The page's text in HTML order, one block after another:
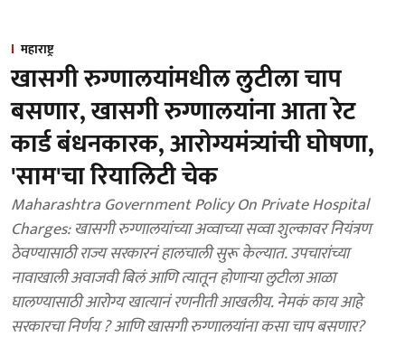
महाराष्ट्र
खासगी रुग्णालयांमधील लुटीला चाप
बसणार, खासगी रुग्णालयांना आता रेट
कार्ड बंधनकारक, आरोग्यमंत्र्यांची घोषणा,
'साम'चा रियालिटी चेक
Maharashtra Government Policy On Private Hospital
Charges: खासगी रुग्णालयांच्या अव्वाच्या सव्वा शुल्कावर नियंत्रण
ठेवण्यासाठी राज्य सरकारनं हालचाली सुरू केल्यात. उपचारांच्या
नावाखाली अवाजवी बिलं आणि त्यातून होणाऱ्या लुटीला आळा
घालण्यासाठी आरोग्य खात्यानं रणनीती आखलीय. नेमकं काय आहे
सरकारचा निर्णय ? आणि खासगी रुग्णालयांना कसा चाप बसणार?